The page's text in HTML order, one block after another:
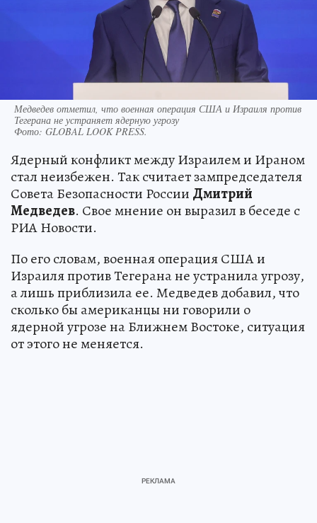
Медведев отметил, что военная операция США и Израиля против
Тегерана не устраняет ядерную угрозу
Фото: GLOBAL LOOK PRESS.
Ядерный конфликт между Израилем и Ираном
стал неизбежен. Так считает зампредседателя
Совета Безопасности России Дмитрий
Медведев. Свое мнение он выразил в беседе с
РИА Новости.
По его словам, военная операция США и
Израиля против Тегерана не устранила угрозу,
а лишь приблизила ее. Медведев добавил, что
сколько бы американцы ни говорили о
ядерной угрозе на Ближнем Востоке, ситуация
от этого не меняется.